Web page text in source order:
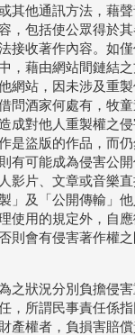
其他通訊方法，藉
，包括使公眾得於
接收著作內容。如
，藉由網站間鏈結
網站，因未涉及重
問酒家何處有，牧
成對他人重製權之
是盜版的作品，而
有可能成為侵害公
影片、文章或音樂
」及「公開傳輸」他
使用的規定外，自
則會有侵害著作權之
之狀況分別負擔侵
，所謂民事責任係
產權者，負損害賠